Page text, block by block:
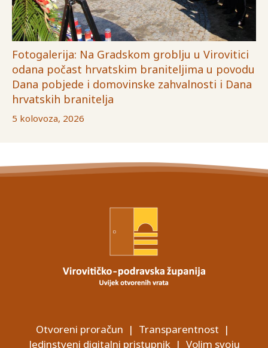
Fotogalerija: Na Gradskom groblju u Virovitici
odana počast hrvatskim braniteljima u povodu
Dana pobjede i domovinske zahvalnosti i Dana
hrvatskih branitelja
5 kolovoza, 2026
Otvoreni proračun | Transparentnost |
Jedinstveni digitalni pristupnik| Volim svoju